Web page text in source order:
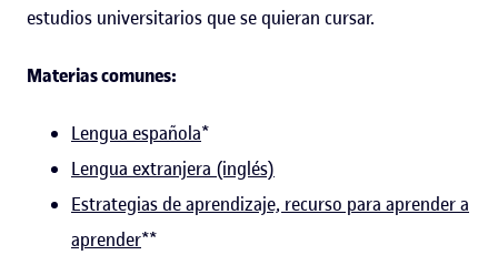
estudios universitarios que se quieran cursar.
Materias comunes:
Lengua española*
Lengua extranjera (inglés)
Estrategias de aprendizaje, recurso para aprender a
aprender**